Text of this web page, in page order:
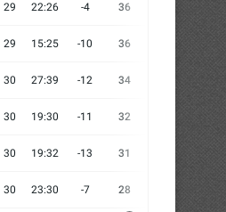
29 22:26 -4 36
29 15:25 -10 36
30 27:39 -12 34 14
30 19:30 -11 32
30 19:32 -13 31
30 23:30 -7 28 10